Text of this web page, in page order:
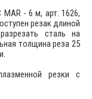
- 6 м, арт. 1626,
резак длиной
сталь на
толщина реза 25
резки с